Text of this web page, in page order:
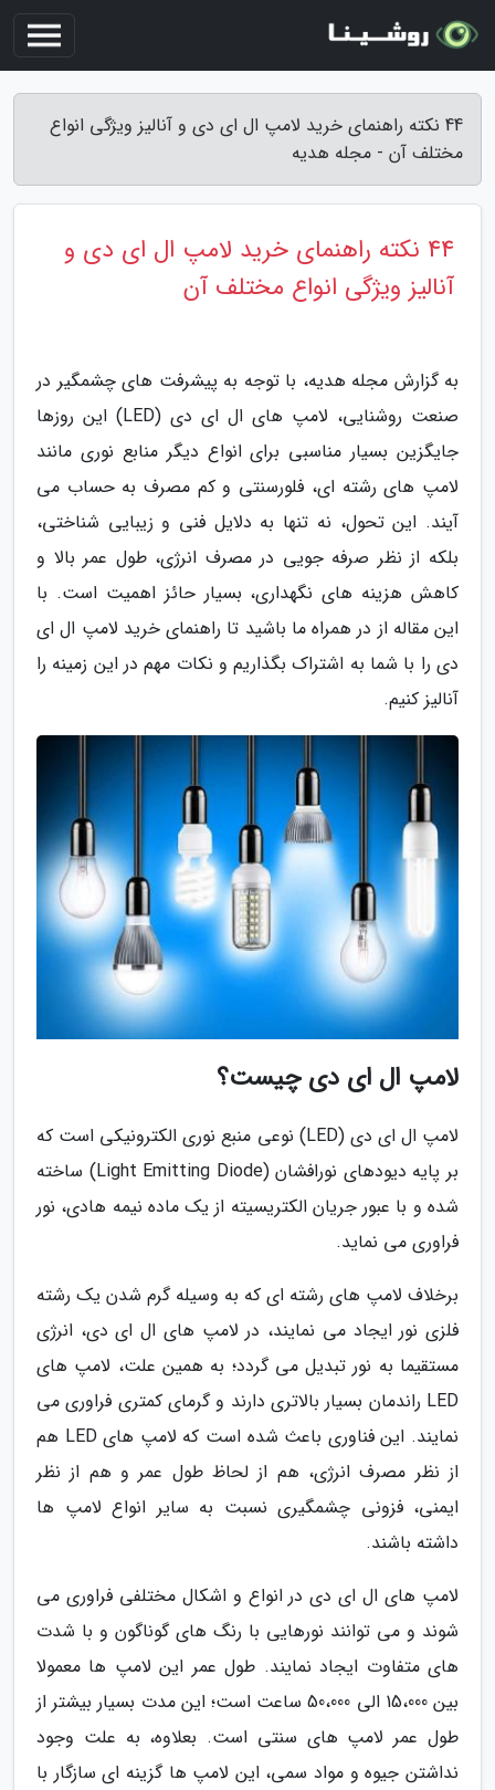
44 نکته راهنمای خرید لامپ ال ای دی و آنالیز ویژگی انواع
مختلف آن - مجله هدیه
44 نکته راهنمای خرید لامپ ال ای دی و
آنالیز ویژگی انواع مختلف آن
به گزارش مجله هدیه، با توجه به پیشرفت های چشمگیر در
صنعت روشنایی، لامپ های ال ای دی (LED) این روزها
جایگزین بسیار مناسبی برای انواع دیگر منابع نوری مانند
لامپ های رشته ای، فلورسنتی و کم مصرف به حساب می
آیند. این تحول، نه تنها به دلایل فنی و زیبایی شناختی،
بلکه از نظر صرفه جویی در مصرف انرژی، طول عمر بالا و
کاهش هزینه های نگهداری، بسیار حائز اهمیت است. با
این مقاله از در همراه ما باشید تا راهنمای خرید لامپ ال ای
دی را با شما به اشتراک بگذاریم و نکات مهم در این زمینه را
آنالیز کنیم.
لامپ ال ای دی چیست؟
لامپ ال ای دی (LED) نوعی منبع نوری الکترونیکی است که
بر پایه دیودهای نورافشان (Light Emitting Diode) ساخته
شده و با عبور جریان الکتریسیته از یک ماده نیمه هادی، نور
فراوری می نماید.
برخلاف لامپ های رشته ای که به وسیله گرم شدن یک رشته
فلزی نور ایجاد می نمایند، در لامپ های ال ای دی، انرژی
مستقیما به نور تبدیل می گردد؛ به همین علت، لامپ های
LED راندمان بسیار بالاتری دارند و گرمای کمتری فراوری می
نمایند. این فناوری باعث شده است که لامپ های LED هم
از نظر مصرف انرژی، هم از لحاظ طول عمر و هم از نظر
ایمنی، فزونی چشمگیری نسبت به سایر انواع لامپ ها
داشته باشند.
لامپ های ال ای دی در انواع و اشکال مختلفی فراوری می
شوند و می توانند نورهایی با رنگ های گوناگون و با شدت
های متفاوت ایجاد نمایند. طول عمر این لامپ ها معمولا
بین 15،000 الی 50،000 ساعت است؛ این مدت بسیار بیشتر از
طول عمر لامپ های سنتی است. بعلاوه، به علت وجود
نداشتن جیوه و مواد سمی، این لامپ ها گزینه ای سازگار با